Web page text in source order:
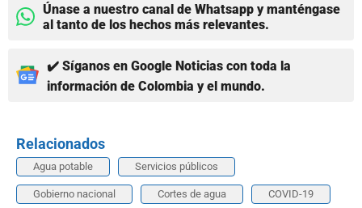
Únase a nuestro canal de Whatsapp y manténgase
al tanto de los hechos más relevantes.
✔️ Síganos en Google Noticias con toda la
información de Colombia y el mundo.
Relacionados
Agua potable Servicios públicos
Gobierno nacional Cortes de agua COVID-19